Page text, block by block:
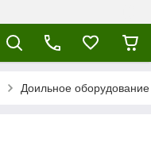
Доильное оборудование